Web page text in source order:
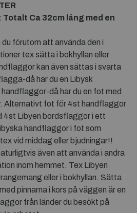
Totalt Ca 32cm lång med en
förutom att använda den i
tex sätta i bokhyllan eller
kan även sättas i svarta
då har du en Libysk
då har du en fot med
Alternativt fot för 4st handflaggor
4st Libyen bordsflaggor i ett
handflaggor i fot som
vid middag eller bjudningar!!
även att använda i andra
inom hemmet. Tex Libyen
eller i bokhyllan. Sätta
pinnarna i kors på väggen är en
från länder du besökt på